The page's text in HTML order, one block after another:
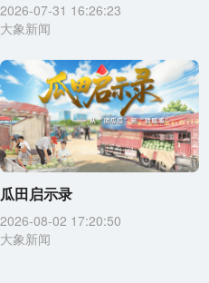
2026-07-31 16:26:23
大象新闻
瓜田启示录
2026-08-02 17:20:50
大象新闻